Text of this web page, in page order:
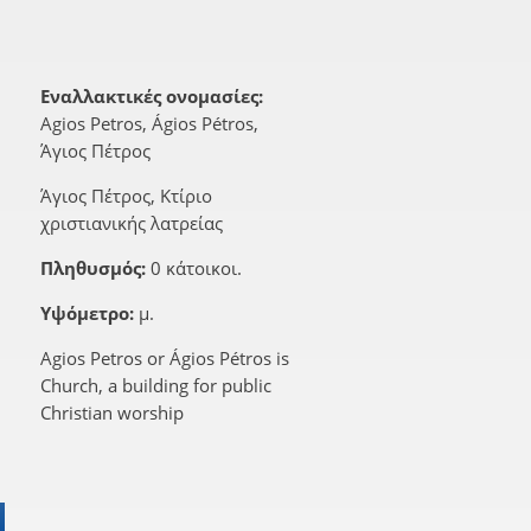
Εναλλακτικές ονομασίες:
Agios Petros, Ágios Pétros,
Άγιος Πέτρος
Άγιος Πέτρος, Κτίριο
χριστιανικής λατρείας
Πληθυσμός: 0 κάτοικοι.
Υψόμετρο: μ.
Agios Petros or Ágios Pétros is
Church, a building for public
Christian worship